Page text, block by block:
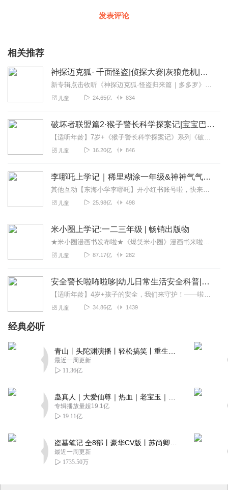
发表评论
相关推荐
神探迈克狐· 千面怪盗|侦探大赛|灰狼危机|多多罗
新专辑点击收听《神探迈克狐·怪盗归来篇｜多多罗》！！！>>>点击进入主播橱窗购买《神探迈克狐》系列图书吧!<<<多多罗故事【点击前往】收听多多罗其他好玩有趣的故...
儿童 24.65亿 834
破坏者联盟篇2·猴子警长科学探案记|宝宝巴士故事
【适听年龄】7岁+《猴子警长科学探案记》系列《破坏者联盟篇1·猴子警长科学探案记》>>>《破坏者联盟篇2·猴子警长科学探案记》>>>《破坏者联盟篇3·猴子警长科...
儿童 16.20亿 846
李哪吒上学记｜稀里糊涂一年级&神神气气二年级
其他互动【东海小学李哪吒】开小红书账号啦，快来关注和李哪吒成为好朋友！有机会免费领儿童会员、官方周边！【点击加入】东海小学广播站圈子，更多互动！李哪吒全新冒险番...
儿童 25.98亿 498
米小圈上学记:一二三年级 | 畅销出版物
★米小圈漫画书发布啦★《爆笑米小圈》漫画书来啦《米小圈上学记》一二三年级正版广播剧！《米小圈上学记》系列是儿童作家北猫最新创作的儿童小说系列，作品诙谐幽默、好...
儿童 87.17亿 282
安全警长啦咘啦哆|幼儿日常生活安全科普|宝宝巴士
【适听年龄】4岁+孩子的安全，我们来守护！——啦咘啦哆警长宣孩子天生爱冒险，好奇心爆棚！不是在大马路上比赛跑，就是踩着椅子上下跳，怎样才能保护孩子平安长大？听...
儿童 34.86亿 1439
经典必听
最近一周更新
11.36亿
专辑播放量超19.1亿
19.11亿
最近一周更新
1735.50万